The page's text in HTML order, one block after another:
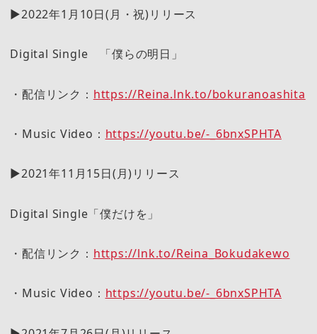
▶2022年1月10日(月・祝)リリース
Digital Single 「僕らの明日」
・配信リンク： https://Reina.lnk.to/bokuranoashita
・Music Video： https://youtu.be/-_6bnxSPHTA
▶2021年11月15日(月)リリース
Digital Single「僕だけを」
・配信リンク： https://lnk.to/Reina_Bokudakewo
・Music Video： https://youtu.be/-_6bnxSPHTA